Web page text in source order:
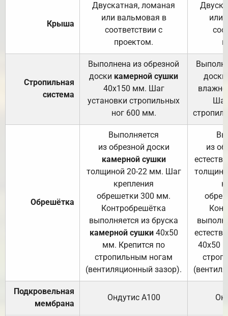
Крыша
Двускатная, ломаная
или вальмовая в
соответствии с
проектом.
или
Стропильная
система
Выполнена из обрезной
доски камерной сушки
40х150 мм. Шаг
установки стропильных
ног 600 мм.
доски
Обрешётка
Выполняется
из обрезной доски
камерной сушки
толщиной 20-22 мм. Шаг
крепления
обрешетки 300 мм.
Контробрешётка
выполняется из бруска
камерной сушки40х50
мм. Крепится по
стропильным ногам
(вентиляционный зазор).
из
40х50
Подкровельная
мембрана
Ондутис А100